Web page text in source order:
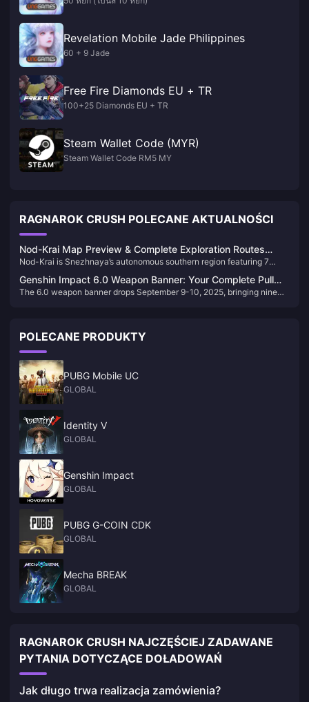
Revelation Mobile Jade Philippines
60 + 9 Jade
Free Fire Diamonds EU + TR
100+25 Diamonds EU + TR
Steam Wallet Code (MYR)
Steam Wallet Code RM5 MY
RAGNAROK CRUSH POLECANE AKTUALNOŚCI
Nod-Krai Map Preview & Complete Exploration Routes
Guide 2025
Nod-Krai is Snezhnaya’s autonomous southern region featuring 7
Releases Version 6.0 on September 10, 2025, offering Lunar reactions,
Statues of the New Moon, and entry to the Cryo nation storyline.
Genshin Impact 6.0 Weapon Banner: Your Complete Pull
Strategy Guide
The 6.0 weapon banner drops September 9-10, 2025, bringing nine
POLECANE PRODUKTY
PUBG Mobile UC
GLOBAL
Identity V
GLOBAL
Genshin Impact
GLOBAL
PUBG G-COIN CDK
GLOBAL
Mecha BREAK
GLOBAL
RAGNAROK CRUSH NAJCZĘŚCIEJ ZADAWANE
PYTANIA DOTYCZĄCE DOŁADOWAŃ
Jak długo trwa realizacja zamówienia?